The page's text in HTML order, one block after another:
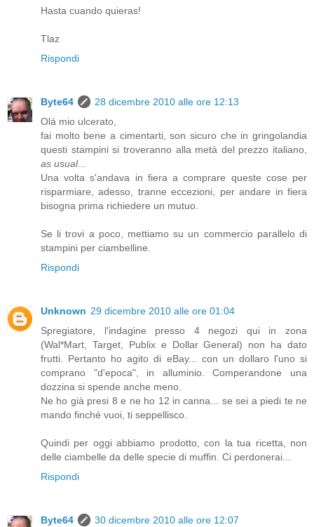
Hasta cuando quieras!
Tlaz
Rispondi
Byte64
28 dicembre 2010 alle ore 12:13
Olá mio ulcerato,
fai molto bene a cimentarti, son sicuro che in gringolandia
questi stampini si troveranno alla metà del prezzo italiano,
as usual...
Una volta s'andava in fiera a comprare queste cose per
risparmiare, adesso, tranne eccezioni, per andare in fiera
bisogna prima richiedere un mutuo.
Se li trovi a poco, mettiamo su un commercio parallelo di
stampini per ciambelline.
Rispondi
Unknown 29 dicembre 2010 alle ore 01:04
Spregiatore, l'indagine presso 4 negozi qui in zona
(Wal*Mart, Target, Publix e Dollar General) non ha dato
frutti. Pertanto ho agito di eBay... con un dollaro l'uno si
comprano "d'epoca", in alluminio. Comperandone una
dozzina si spende anche meno.
Ne ho già presi 8 e ne ho 12 in canna... se sei a piedi te ne
mando finché vuoi, ti seppellisco.
Quindi per oggi abbiamo prodotto, con la tua ricetta, non
delle ciambelle da delle specie di muffin. Ci perdonerai...
Rispondi
Byte64
30 dicembre 2010 alle ore 12:07